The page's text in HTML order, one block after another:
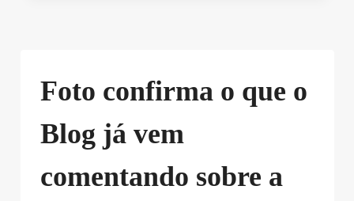
Foto confirma o que o
Blog já vem
comentando sobre a